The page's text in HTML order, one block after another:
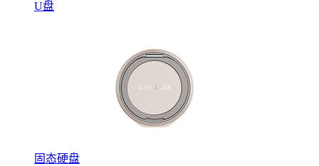
U盘
固态硬盘